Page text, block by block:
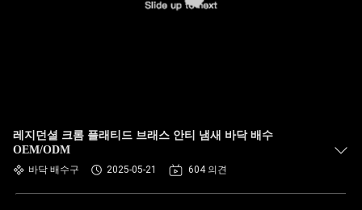
레지던셜 크롬 플래티드 브래스 안티 냄새 바닥 배수
OEM/ODM
바닥 배수구 2025-05-21 604 의견